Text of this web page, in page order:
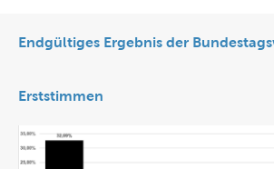
Endgültiges Ergebnis der
Erststimmen